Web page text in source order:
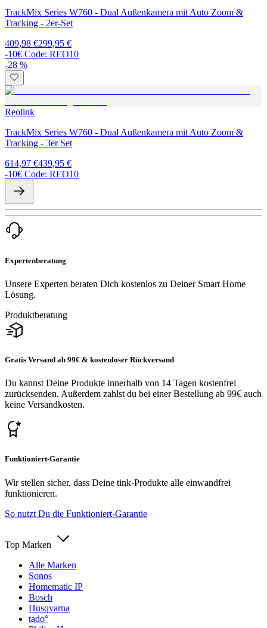
TrackMix Series W760 - Dual Außenkamera mit Auto Zoom &
Tracking - 2er-Set
409,98 €299,95 €
-10€ Code: REO10
-28 %
Reolink
TrackMix Series W760 - Dual Außenkamera mit Auto Zoom &
Tracking - 3er Set
614,97 €439,95 €
-10€ Code: REO10
Expertenberatung
Unsere Experten beraten Dich kostenlos zu Deiner Smart Home
Lösung.
Produktberatung
Gratis Versand ab 99€ & kostenloser Rückversand
Du kannst Deine Produkte innerhalb von 14 Tagen kostenfrei
zurücksenden. Außerdem zahlst du bei einer Bestellung ab 99€ auch
keine Versandkosten.
Funktioniert-Garantie
Wir stellen sicher, dass Deine tink-Produkte alle einwandfrei
funktionieren.
So nutzt Du die Funktioniert-Garantie
Top Marken
Alle Marken
Sonos
Homematic IP
Bosch
Husqvarna
tado°